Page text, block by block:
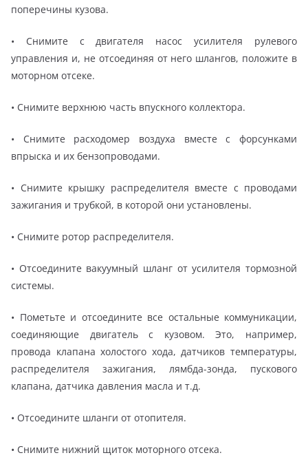
поперечины кузова.
• Снимите с двигателя насос усилителя рулевого
управления и, не отсоединяя от него шлангов, положите в
моторном отсеке.
• Снимите верхнюю часть впускного коллектора.
• Снимите расходомер воздуха вместе с форсунками
впрыска и их бензопроводами.
• Снимите крышку распределителя вместе с проводами
зажигания и трубкой, в которой они установлены.
• Снимите ротор распределителя.
• Отсоедините вакуумный шланг от усилителя тормозной
системы.
• Пометьте и отсоедините все остальные коммуникации,
соединяющие двигатель с кузовом. Это, например,
провода клапана холостого хода, датчиков температуры,
распределителя зажигания, лямбда-зонда, пускового
клапана, датчика давления масла и т.д.
• Отсоедините шланги от отопителя.
• Снимите нижний щиток моторного отсека.